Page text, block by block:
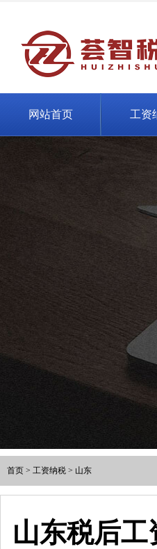
网站首页 工资
首页 > 工资纳税 > 山东
山东税后工